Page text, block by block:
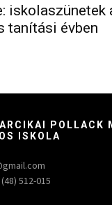
iskolaszünetek
tanítási évben
POLLACK
ISKOLA
512-015